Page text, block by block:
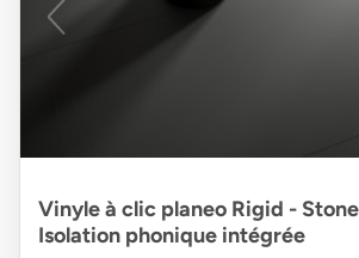
Vinyle à clic planeo Rigid - Stone
Isolation phonique intégrée